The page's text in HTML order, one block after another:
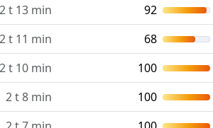
2 t 13 min 92
2 t 11 min 68
2 t 10 min 100
2 t 8 min 100